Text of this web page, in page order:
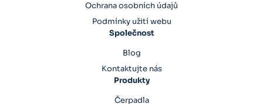
Ochrana osobních údajů
Podmínky užití webu
Společnost
Blog
Kontaktujte nás
Produkty
Čerpadla